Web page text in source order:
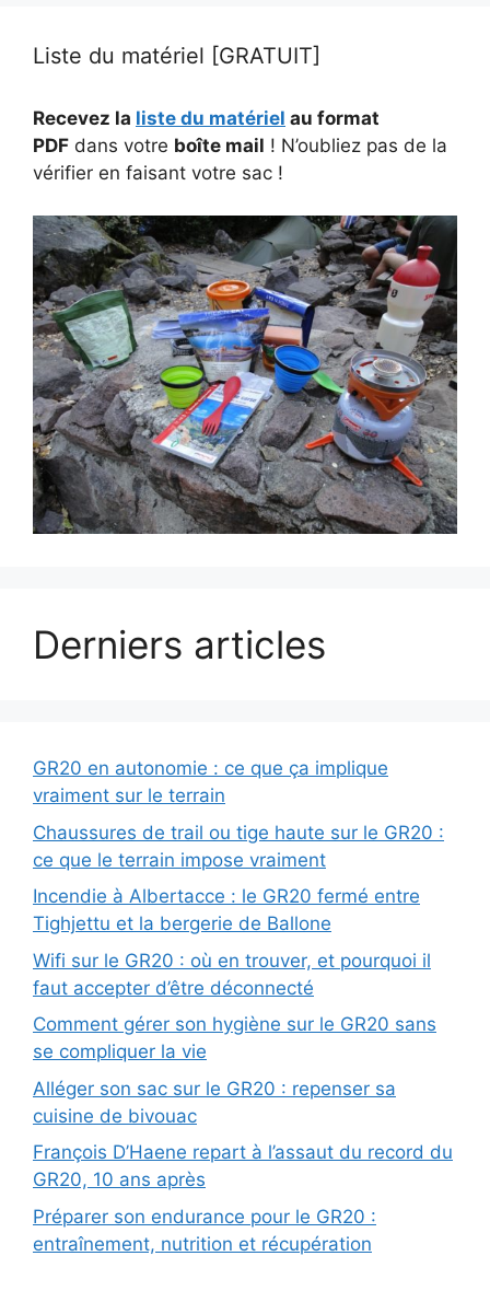
Liste du matériel [GRATUIT]
Recevez la liste du matériel au format
PDF dans votre boîte mail ! N’oubliez pas de la
vérifier en faisant votre sac !
Derniers articles
GR20 en autonomie : ce que ça implique
vraiment sur le terrain
Chaussures de trail ou tige haute sur le GR20 :
ce que le terrain impose vraiment
Incendie à Albertacce : le GR20 fermé entre
Tighjettu et la bergerie de Ballone
Wifi sur le GR20 : où en trouver, et pourquoi il
faut accepter d’être déconnecté
Comment gérer son hygiène sur le GR20 sans
se compliquer la vie
Alléger son sac sur le GR20 : repenser sa
cuisine de bivouac
François D’Haene repart à l’assaut du record du
GR20, 10 ans après
Préparer son endurance pour le GR20 :
entraînement, nutrition et récupération